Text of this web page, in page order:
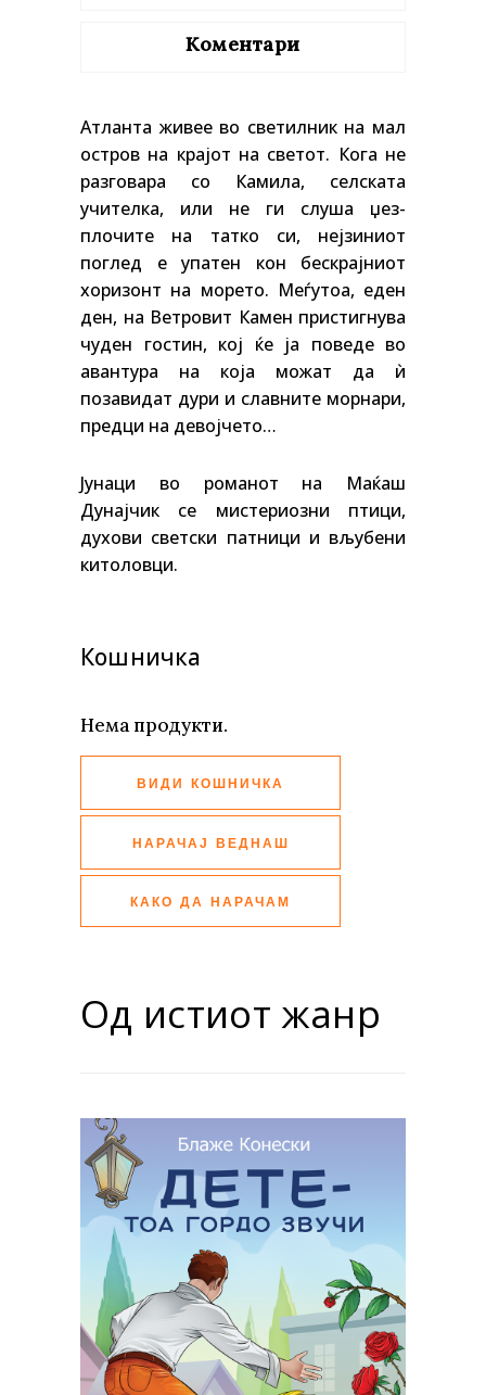
Коментари
Атланта живее во светилник на мал
остров на крајот на светот. Кога не
разговара со Камила, селската
учителка, или не ги слуша џез-
плочите на татко си, нејзиниот
поглед е упатен кон бескрајниот
хоризонт на морето. Меѓутоа, еден
ден, на Ветровит Камен пристигнува
чуден гостин, кој ќе ја поведе во
авантура на која можат да ѝ
позавидат дури и славните морнари,
предци на девојчето…
Јунаци во романот на Маќаш
Дунајчик се мистериозни птици,
духови светски патници и вљубени
китоловци.
Кошничка
Нема продукти.
ВИДИ КОШНИЧКА
НАРАЧАЈ ВЕДНАШ
КАКО ДА НАРАЧАМ
Од истиот жанр